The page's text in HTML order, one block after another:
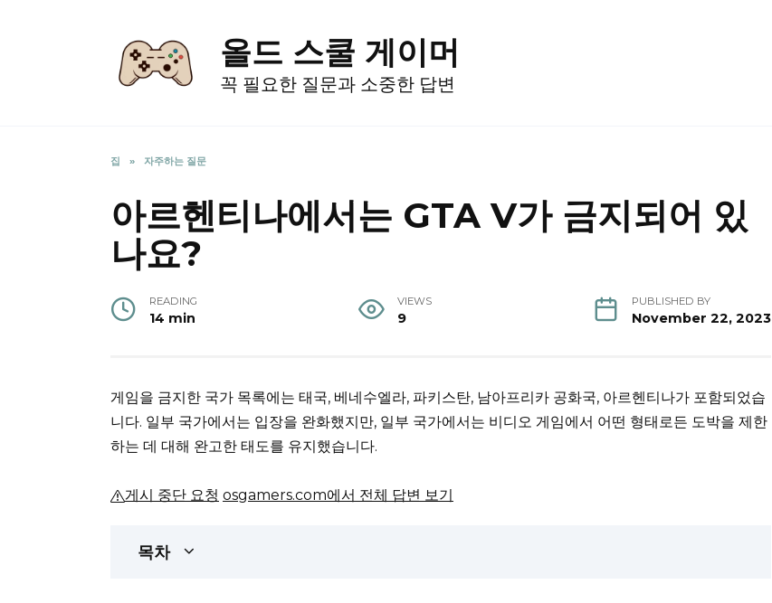
올드 스쿨 게이머
꼭 필요한 질문과 소중한 답변
집 » 자주하는 질문
아르헨티나에서는 GTA V가 금지되어 있
나요?
READING
14 min
VIEWS
9
PUBLISHED BY
November 22, 2023
게임을 금지한 국가 목록에는 태국, 베네수엘라, 파키스탄, 남아프리카 공화국, 아르헨티나가 포함되었습
니다. 일부 국가에서는 입장을 완화했지만, 일부 국가에서는 비디오 게임에서 어떤 형태로든 도박을 제한
하는 데 대해 완고한 태도를 유지했습니다.
게시 중단 요청 osgamers.com에서 전체 답변 보기
목차